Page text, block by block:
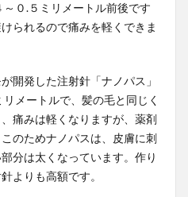
０.５ミリメートル前後です
られるので痛みを軽くできま
開発した注射針「ナノパス」
メートルで、髪の毛と同じく
痛みは軽くなりますが、薬剤
のためナノパスは、皮膚に刺
分は太くなっています。作り
よりも高額です。